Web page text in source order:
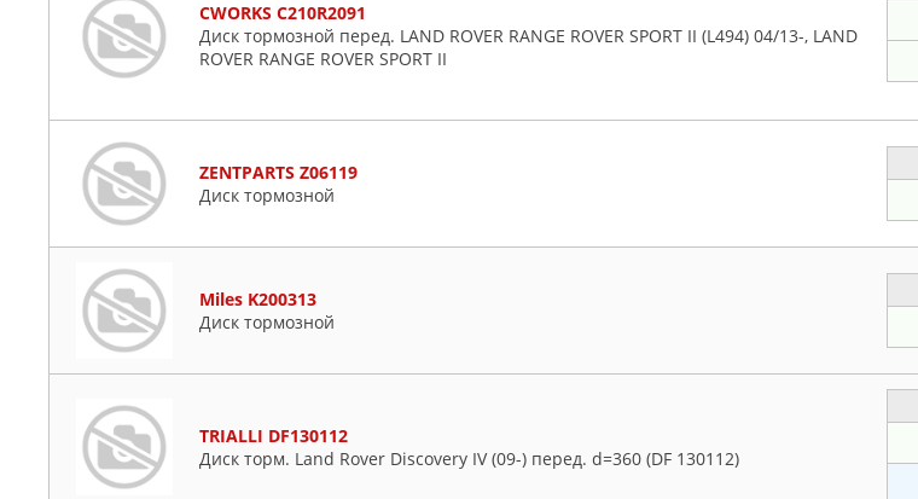
CWORKS C210R2091
Диск тормозной перед. LAND ROVER RANGE ROVER SPORT II (L494) 04/13-, LAND
ROVER RANGE ROVER SPORT II
ZENTPARTS Z06119
Диск тормозной
Miles K200313
Диск тормозной
TRIALLI DF130112
Диск торм. Land Rover Discovery IV (09-) перед. d=360 (DF 130112)